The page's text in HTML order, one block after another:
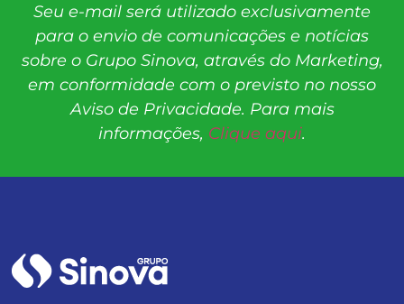
Seu e-mail será utilizado exclusivamente
para o envio de comunicações e notícias
sobre o Grupo Sinova, através do Marketing,
em conformidade com o previsto no nosso
Aviso de Privacidade. Para mais
informações, Clique aqui.